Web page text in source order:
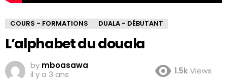
COURS - FORMATIONS DUALA - DÉBUTANT
L’alphabet du douala
by mboasawa
il y a 3 ans
1.5kViews